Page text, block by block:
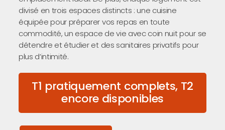
divisé en trois espaces distincts : une cuisine
équipée pour préparer vos repas en toute
commodité, un espace de vie avec coin nuit pour se
détendre et étudier et des sanitaires privatifs pour
plus d’intimité.
T1 pratiquement complets, T2
encore disponibles